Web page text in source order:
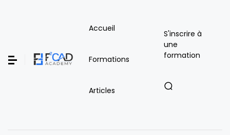
Accueil
Formations
Articles
S'inscrire à
une
formation